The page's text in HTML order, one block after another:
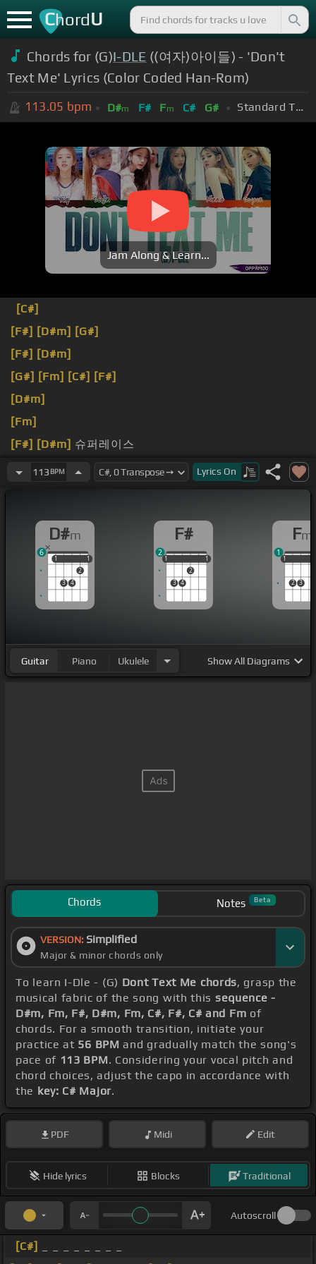
ChordU
Chords for (G)I-DLE ((여자)아이들) - 'Don't
Text Me' Lyrics (Color Coded Han-Rom)
113.05 bpm D#m F# Fm C# G# Standard Tuning (EADGBE)
Jam Along & Learn...
[C#]
[F#] [D#m] [G#]
[F#] [D#m]
[G#] [Fm] [C#] [F#]
[D#m]
[Fm]
[F#] [D#m] 슈퍼레이스
[Fm] 싶지도 않아 난[C#]
우리 시간은 다 그때 그곳에
113 BPM Lyrics On
D#m
1
3 4
2
1
1 1
6
F#
1
3 4
2
1
1 1
2
Fm
1
2 3
1
1
Guitar Piano Ukulele ShowAll Diagrams
Chords Notes Beta
VERSION: Simplified
Major & minor chords only
To learn I-Dle - (G) Dont Text Me chords, grasp the
musical fabric of the song with this sequence -
D#m, Fm, F#, D#m, Fm, C#, F#, C# and Fm of
chords. For a smooth transition, initiate your
practice at 56 BPM and gradually match the song's
pace of 113 BPM. Considering your vocal pitch and
chord choices, adjust the capo in accordance with
the key: C# Major.
PDF Midi Edit
Hide lyrics Blocks Traditional
Autoscroll
[C#]